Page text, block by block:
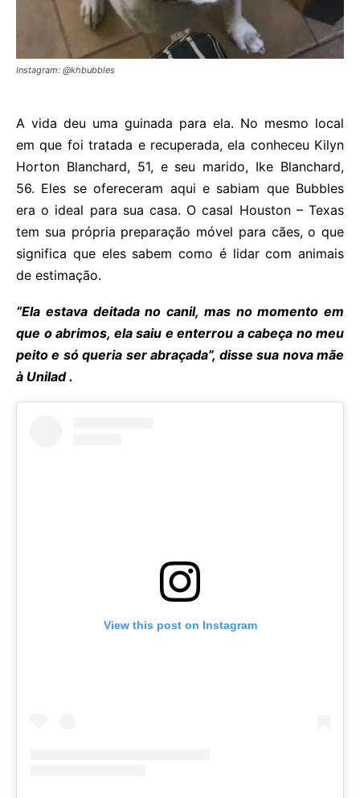
Instagram: @khbubbles
A vida deu uma guinada para ela. No mesmo local
em que foi tratada e recuperada, ela conheceu Kilyn
Horton Blanchard, 51, e seu marido, Ike Blanchard,
56. Eles se ofereceram aqui e sabiam que Bubbles
era o ideal para sua casa. O casal Houston – Texas
tem sua própria preparação móvel para cães, o que
significa que eles sabem como é lidar com animais
de estimação.
“Ela estava deitada no canil, mas no momento em
que o abrimos, ela saiu e enterrou a cabeça no meu
peito e só queria ser abraçada”, disse sua nova mãe
à Unilad .
View this post on Instagram